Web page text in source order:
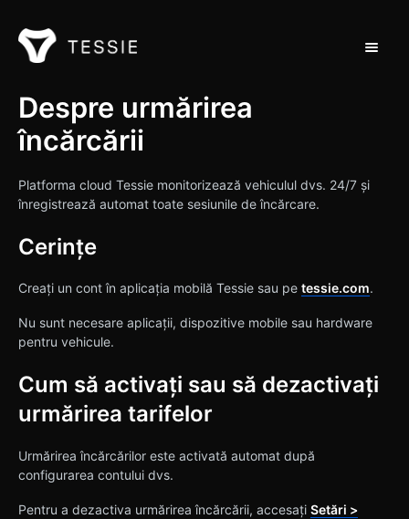
Toggle
Suport Acasă
Despre urmărirea
încărcării
Platforma cloud Tessie monitorizează vehiculul dvs. 24/7 și
înregistrează automat toate sesiunile de încărcare.
Cerințe
Creați un cont în aplicația mobilă Tessie sau pe tessie.com.
Nu sunt necesare aplicații, dispozitive mobile sau hardware
pentru vehicule.
Cum să activați sau să dezactivați
urmărirea tarifelor
Urmărirea încărcărilor este activată automat după
configurarea contului dvs.
Pentru a dezactiva urmărirea încărcării, accesați Setări >